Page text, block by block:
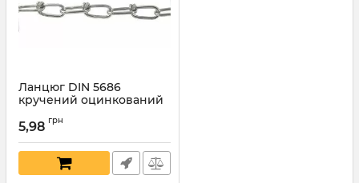
Ланцюг DIN 5686
кручений оцинкований
Артикул:
5,98 грн